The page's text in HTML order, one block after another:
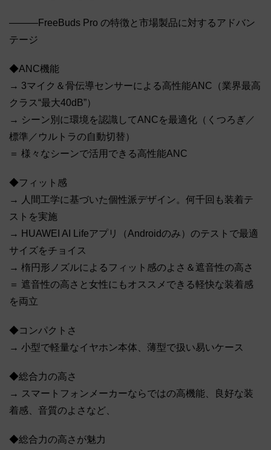
―――FreeBuds Pro の特徴と市場製品に対するアドバン
テージ
◆ANC機能
→ 3マイク＆骨伝導センサーによる高性能ANC（業界最高
クラス“最大40dB”）
→ シーン別に環境を認識してANCを最適化（くつろぎ／
標準／ウルトラの自動切替）
＝ 様々なシーンで活用できる高性能ANC
◆フィット感
→ 人間工学に基づいた個性派デザイン。何千回も装着テ
ストを実施
→ HUAWEI AI Lifeアプリ（Androidのみ）のテストで最適
サイズをチョイス
→ 楕円形ノズルによるフィット感のよさ＆遮音性の高さ
＝ 遮音性の高さと女性にもオススメできる軽快な装着感
を両立
◆コンパクトさ
→ 小型で軽量なイヤホン本体、薄型で扱い易いケース
◆総合力の高さ
→ スマートフォンメーカーならではの高機能、良好な装
着感、音質のよさなど、
◆総合力の高さが魅力